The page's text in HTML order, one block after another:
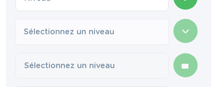
Sélectionnez un niveau